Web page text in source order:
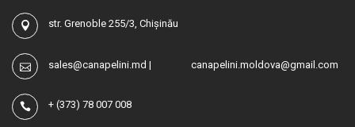
str. Grenoble 255/3, Chișinău
sales@canapelini.md | canapelini.moldova@gmail.com
+ (373) 78 007 008